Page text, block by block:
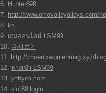
Hunter898
http://www.ohiovalleyalloys.com/
ks
เกมออนไลน์ LSM99
다시보기
http://phoenixwomenmag.xyz/
ทางเข้า LSM99
yehyeh.com
slot88 login